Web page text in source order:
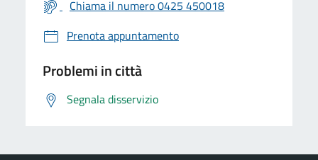
Chiama il numero 0425 450018
Prenota appuntamento
Problemi in città
Segnala disservizio